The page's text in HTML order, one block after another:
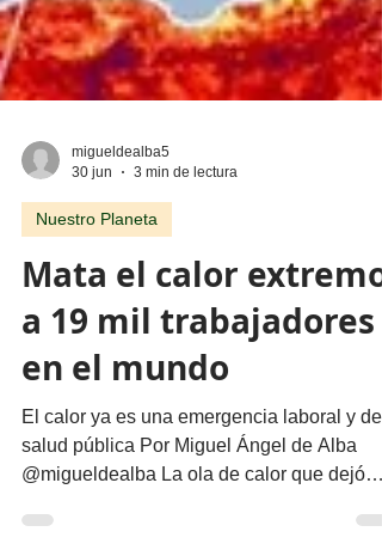
migueldealba5
30 jun
3 min de lectura
Nuestro Planeta
Mata el calor extremo
a 19 mil trabajadores
en el mundo
El calor ya es una emergencia laboral y de
salud pública Por Miguel Ángel de Alba